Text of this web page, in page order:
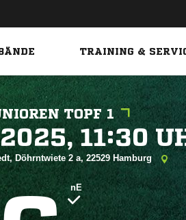
TRAINING &
TOPF 1
 
Döhrntwiete 2 a, 22529 Hamburg
nE